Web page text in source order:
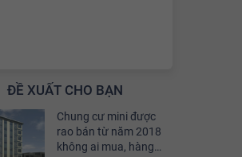
ĐỀ XUẤT CHO BẠN
Chung cư mini được
rao bán từ năm 2018
không ai mua, hàng